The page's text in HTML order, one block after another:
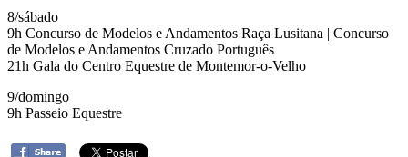
8/sábado
9h Concurso de Modelos e Andamentos Raça Lusitana | Concurso
de Modelos e Andamentos Cruzado Português
21h Gala do Centro Equestre de Montemor-o-Velho
9/domingo
9h Passeio Equestre